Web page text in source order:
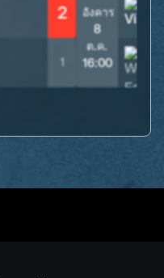
2
1
อังคาร
8
ต.ค.
16:00